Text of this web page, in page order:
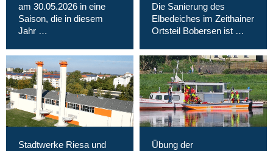
am 30.05.2026 in eine
Saison, die in diesem
Jahr …
Die Sanierung des
Elbedeiches im Zeithainer
Ortsteil Bobersen ist …
Stadtwerke Riesa und
Übung der